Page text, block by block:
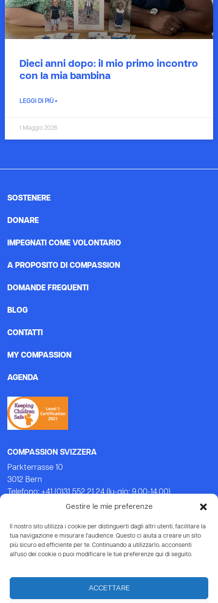
Gestire le mie preferenze
Il nostro sito utilizza i cookie per distinguerti dagli altri utenti, facilitare la
tua navigazione e misurare l'audience. Questo ci aiuta a creare un sito
più sicuro ed efficiente per te. Continuando a utilizzarlo, acconsenti
all'uso dei cookie o puoi modificare le tue preferenze qui di seguito.
ACCETTARE
Dieci anni dopo: il mio primo incontro
con la mia bambina
LEGGI DI PIÙ »
1 Maggio 2026
SOSTENERE
DONARE
IMPEGNATI COME VOLONTARIO
A PROPOSITO DI COMPASSION
DOMANDE FREQUENTI
BLOG
CONTATTI
MY COMPASSION
AGENDA
COMPASSION SVIZZERA
Parkterrasse 10
3012 Bern
Telefono: +41 (0)31 552 21 24 (lu-gio: 9.00-14.00)
info@compassion.ch
Le tue donazioni
a Compassion sono deducibili dalle
tasse.